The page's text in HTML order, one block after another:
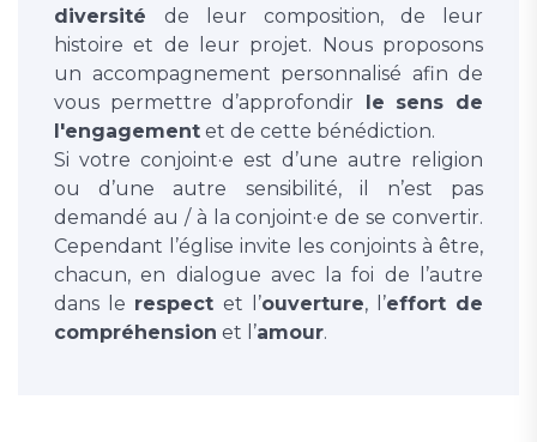
diversité de leur composition, de leur
histoire et de leur projet. Nous proposons
un accompagnement personnalisé afin de
vous permettre d’approfondir le sens de
l'engagement et de cette bénédiction.
Si votre conjoint·e est d’une autre religion
ou d’une autre sensibilité, il n’est pas
demandé au / à la conjoint·e de se convertir.
Cependant l’église invite les conjoints à être,
chacun, en dialogue avec la foi de l’autre
dans le respect et l’ouverture, l’effort de
compréhension et l’amour.